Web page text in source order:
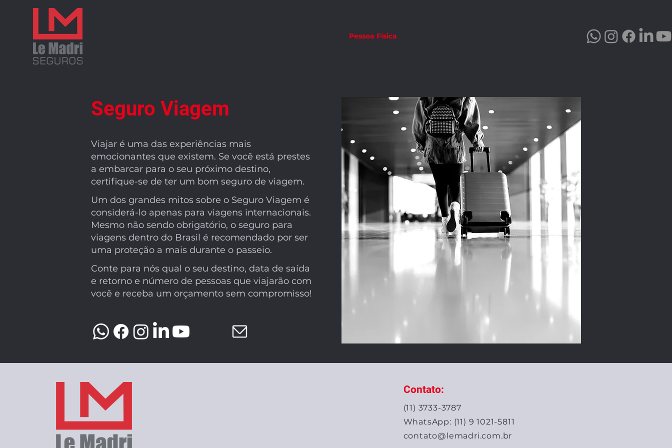
Pessoa Física
Seguro Viagem
Viajar é uma das experiências mais
emocionantes que existem. Se você está prestes
a embarcar para o seu próximo destino,
certifique-se de ter um bom seguro de viagem.
Um dos grandes mitos sobre o Seguro Viagem é
considerá-lo apenas para viagens internacionais.
Mesmo não sendo obrigatório, o seguro para
viagens dentro do Brasil é recomendado por ser
uma proteção a mais durante o passeio.
Conte para nós qual o seu destino, data de saída
e retorno e número de pessoas que viajarão com
você e receba um orçamento sem compromisso!
Contato:
(11) 3733-3787
WhatsApp: (11) 9 1021-5811
contato@lemadri.com.br